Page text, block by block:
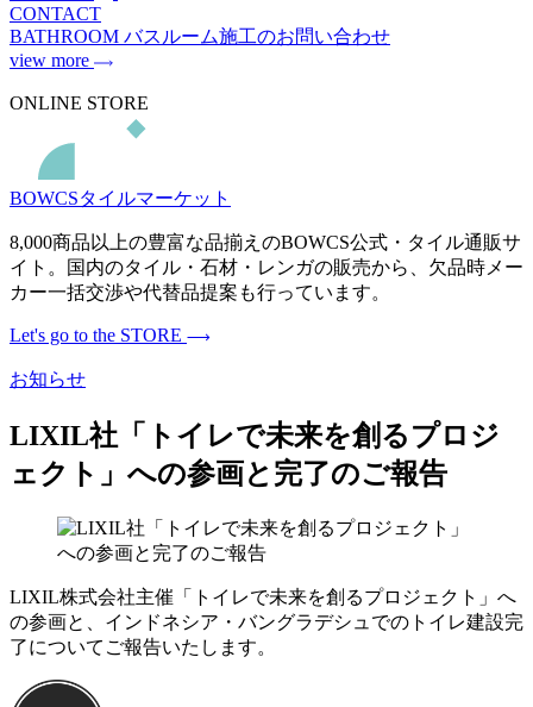
CONTACT
BATHROOM バスルーム施工のお問い合わせ
view more
ONLINE STORE
BOWCSタイルマーケット
8,000商品以上の豊富な品揃えのBOWCS公式・タイル通販サ
イト。国内のタイル・石材・レンガの販売から、欠品時メー
カー一括交渉や代替品提案も行っています。
Let's go to the STORE
お知らせ
LIXIL社「トイレで未来を創るプロジ
ェクト」への参画と完了のご報告
LIXIL株式会社主催「トイレで未来を創るプロジェクト」へ
の参画と、インドネシア・バングラデシュでのトイレ建設完
了についてご報告いたします。